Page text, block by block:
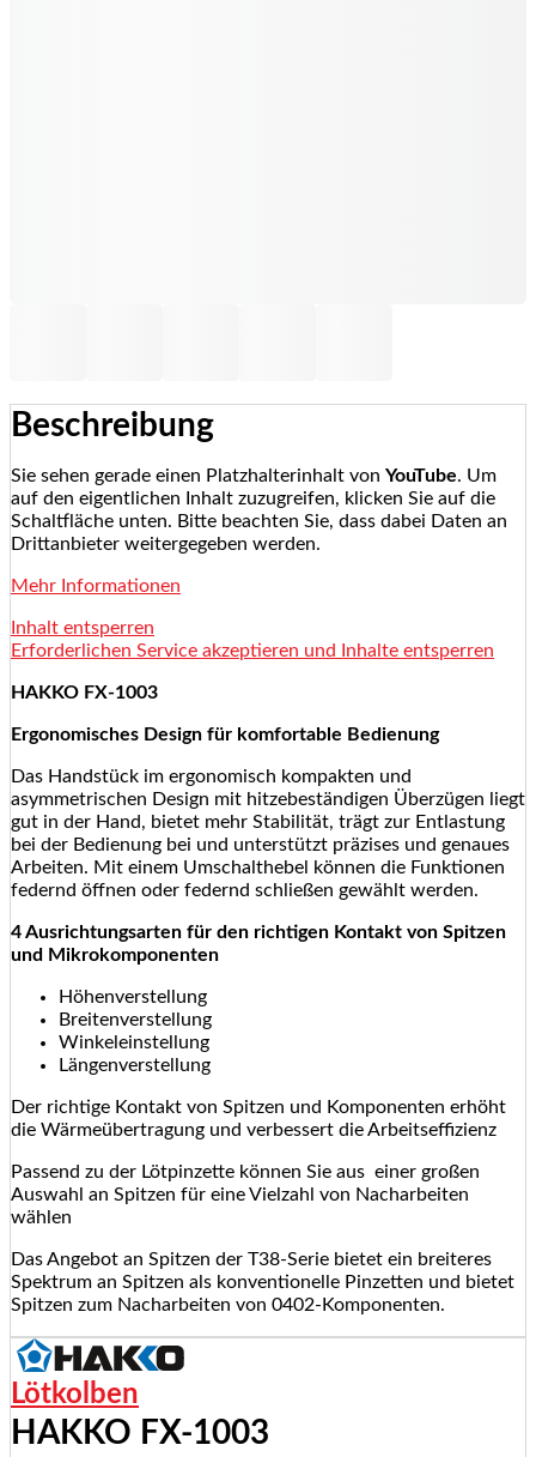
Beschreibung
Sie sehen gerade einen Platzhalterinhalt von YouTube. Um
auf den eigentlichen Inhalt zuzugreifen, klicken Sie auf die
Schaltfläche unten. Bitte beachten Sie, dass dabei Daten an
Drittanbieter weitergegeben werden.
Mehr Informationen
Inhalt entsperren
Erforderlichen Service akzeptieren und Inhalte entsperren
HAKKO FX-1003
Ergonomisches Design für komfortable Bedienung
Das Handstück im ergonomisch kompakten und
asymmetrischen Design mit hitzebeständigen Überzügen liegt
gut in der Hand, bietet mehr Stabilität, trägt zur Entlastung
bei der Bedienung bei und unterstützt präzises und genaues
Arbeiten. Mit einem Umschalthebel können die Funktionen
federnd öffnen oder federnd schließen gewählt werden.
4 Ausrichtungsarten für den richtigen Kontakt von Spitzen
und Mikrokomponenten
Höhenverstellung
Breitenverstellung
Winkeleinstellung
Längenverstellung
Der richtige Kontakt von Spitzen und Komponenten erhöht
die Wärmeübertragung und verbessert die Arbeitseffizienz
Passend zu der Lötpinzette können Sie aus einer großen
Auswahl an Spitzen für eine Vielzahl von Nacharbeiten
wählen
Das Angebot an Spitzen der T38-Serie bietet ein breiteres
Spektrum an Spitzen als konventionelle Pinzetten und bietet
Spitzen zum Nacharbeiten von 0402-Komponenten.
Lötkolben
HAKKO FX-1003